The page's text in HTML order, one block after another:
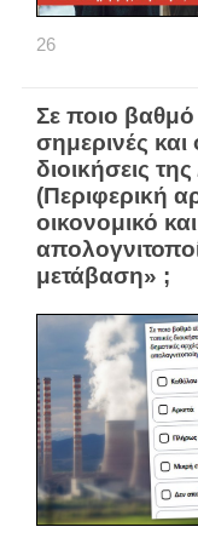
26
Σε ποιο βαθμό
σημερινές
διοικήσεις
(Περιφερική
οικονομικό
μετάβαση» ;